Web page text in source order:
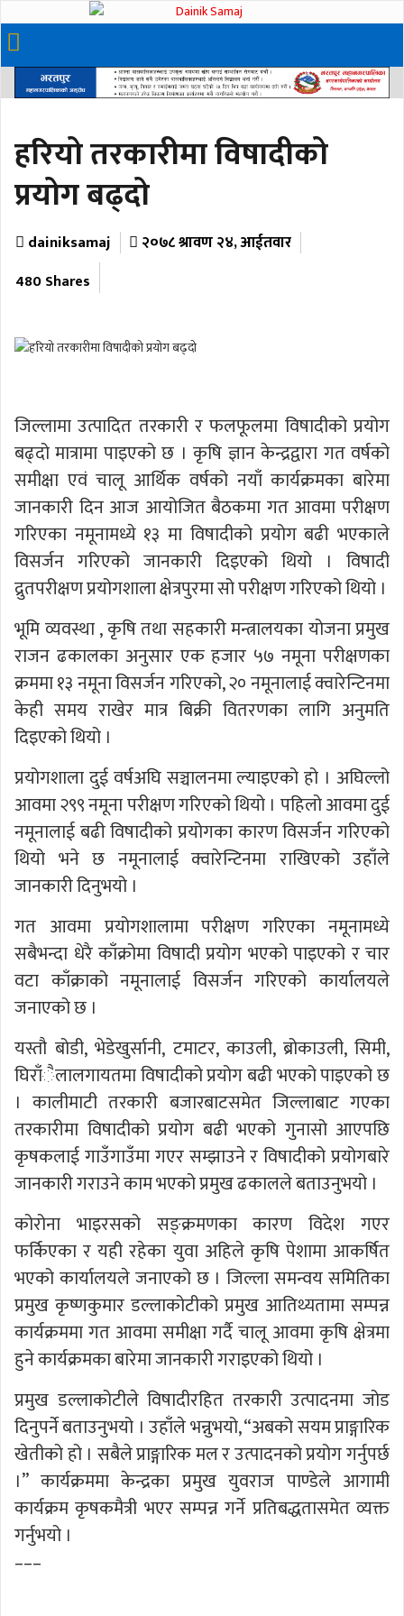
हरियो तरकारीमा विषादीको
प्रयोग बढ्दो
dainiksamaj २०७८ श्रावण २४, आईतवार
480 Shares
जिल्लामा उत्पादित तरकारी र फलफूलमा विषादीको प्रयोग
बढ्दो मात्रामा पाइएको छ । कृषि ज्ञान केन्द्रद्वारा गत वर्षको
समीक्षा एवं चालू आर्थिक वर्षको नयाँ कार्यक्रमका बारेमा
जानकारी दिन आज आयोजित बैठकमा गत आवमा परीक्षण
गरिएका नमूनामध्ये १३ मा विषादीको प्रयोग बढी भएकाले
विसर्जन गरिएको जानकारी दिइएको थियो । विषादी
द्रुतपरीक्षण प्रयोगशाला क्षेत्रपुरमा सो परीक्षण गरिएको थियो ।
भूमि व्यवस्था , कृषि तथा सहकारी मन्त्रालयका योजना प्रमुख
राजन ढकालका अनुसार एक हजार ५७ नमूना परीक्षणका
क्रममा १३ नमूना विसर्जन गरिएको, २० नमूनालाई क्वारेन्टिनमा
केही समय राखेर मात्र बिक्री वितरणका लागि अनुमति
दिइएको थियो ।
प्रयोगशाला दुई वर्षअघि सञ्चालनमा ल्याइएको हो । अघिल्लो
आवमा २९९ नमूना परीक्षण गरिएको थियो । पहिलो आवमा दुई
नमूनालाई बढी विषादीको प्रयोगका कारण विसर्जन गरिएको
थियो भने छ नमूनालाई क्वारेन्टिनमा राखिएको उहाँले
जानकारी दिनुभयो ।
गत आवमा प्रयोगशालामा परीक्षण गरिएका नमूनामध्ये
सबैभन्दा धेरै काँक्रोमा विषादी प्रयोग भएको पाइएको र चार
वटा काँक्राको नमूनालाई विसर्जन गरिएको कार्यालयले
जनाएको छ ।
यस्तौ बोडी, भेडेखुर्सानी, टमाटर, काउली, ब्रोकाउली, सिमी,
घिराँैलालगायतमा विषादीको प्रयोग बढी भएको पाइएको छ
। कालीमाटी तरकारी बजारबाटसमेत जिल्लाबाट गएका
तरकारीमा विषादीको प्रयोग बढी भएको गुनासो आएपछि
कृषकलाई गाउँगाउँमा गएर सम्झाउने र विषादीको प्रयोगबारे
जानकारी गराउने काम भएको प्रमुख ढकालले बताउनुभयो ।
कोरोना भाइरसको सङ्क्रमणका कारण विदेश गएर
फर्किएका र यही रहेका युवा अहिले कृषि पेशामा आकर्षित
भएको कार्यालयले जनाएको छ । जिल्ला समन्वय समितिका
प्रमुख कृष्णकुमार डल्लाकोटीको प्रमुख आतिथ्यतामा सम्पन्न
कार्यक्रममा गत आवमा समीक्षा गर्दै चालू आवमा कृषि क्षेत्रमा
हुने कार्यक्रमका बारेमा जानकारी गराइएको थियो ।
प्रमुख डल्लाकोटीले विषादीरहित तरकारी उत्पादनमा जोड
दिनुपर्ने बताउनुभयो । उहाँले भन्नुभयो, “अबको सयम प्राङ्गारिक
खेतीको हो । सबैले प्राङ्गारिक मल र उत्पादनको प्रयोग गर्नुपर्छ
।” कार्यक्रममा केन्द्रका प्रमुख युवराज पाण्डेले आगामी
कार्यक्रम कृषकमैत्री भएर सम्पन्न गर्ने प्रतिबद्धतासमेत व्यक्त
गर्नुभयो ।
–––